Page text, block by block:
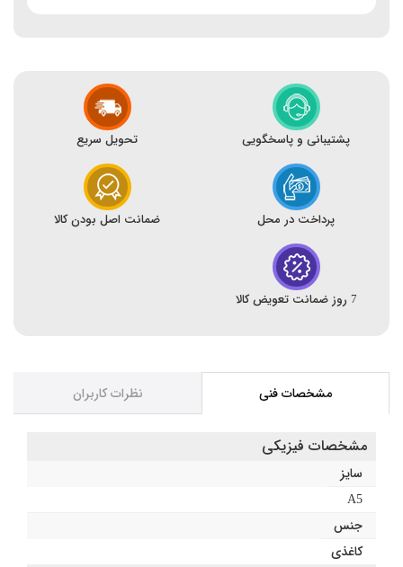
پشتیبانی و پاسخگویی تحویل سریع
پرداخت در محل ضمانت اصل بودن کالا
7 روز ضمانت تعویض کالا
مشخصات فنی نظرات کاربران
مشخصات فیزیکی
سایز
A5
جنس
کاغذی